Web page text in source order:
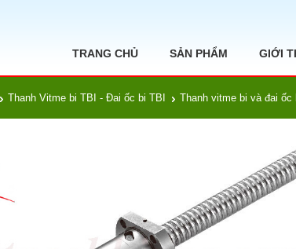
TRANG CHỦ SẢN PHẨM GIỚI
Thanh Vitme bi TBI - Đai ốc bi TBI Thanh vitme bi và đai ốc